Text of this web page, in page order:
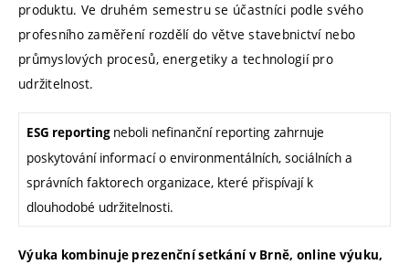
produktu. Ve druhém semestru se účastníci podle svého
profesního zaměření rozdělí do větve stavebnictví nebo
průmyslových procesů, energetiky a technologií pro
udržitelnost.
ESG reporting neboli nefinanční reporting zahrnuje
poskytování informací o environmentálních, sociálních a
správních faktorech organizace, které přispívají k
dlouhodobé udržitelnosti.
Výuka kombinuje prezenční setkání v Brně, online výuku,